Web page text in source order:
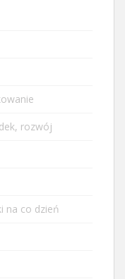
rozwój
na co dzień